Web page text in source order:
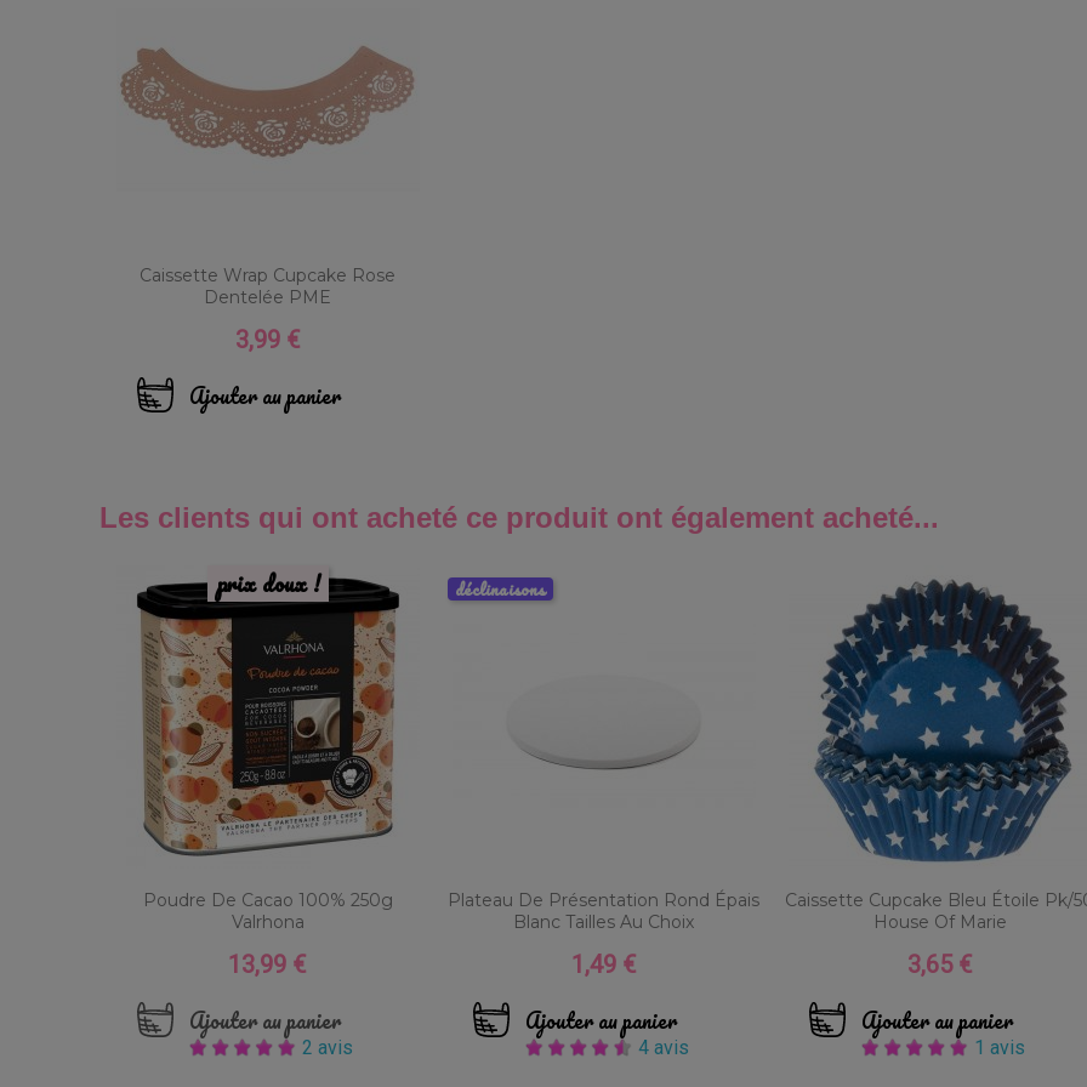
Caissette Wrap Cupcake Rose
Dentelée PME
Prix
3,99 €
Ajouter au panier
Les clients qui ont acheté ce produit ont également acheté...
Poudre De Cacao 100% 250g
Valrhona
Prix
13,99 €
Ajouter au panier
2 avis
prix doux !
Plateau De Présentation Rond Épais
Blanc Tailles Au Choix
Prix
1,49 €
Ajouter au panier
4 avis
déclinaisons
Caissette Cupcake Bleu Étoile Pk/
House Of Marie
Prix
3,65 €
Ajouter au panier
1 avis